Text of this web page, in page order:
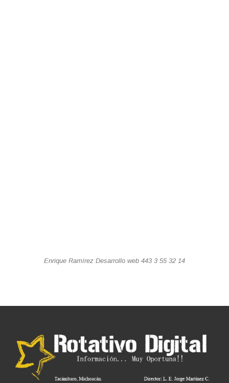
Enrique Ramírez Desarrollo web 443 3 55 32 14